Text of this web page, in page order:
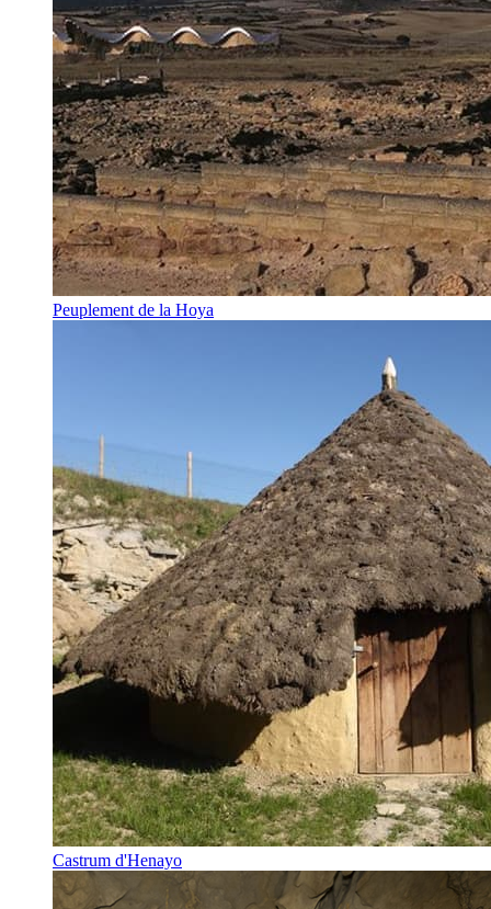
Peuplement de la Hoya
Castrum d'Henayo